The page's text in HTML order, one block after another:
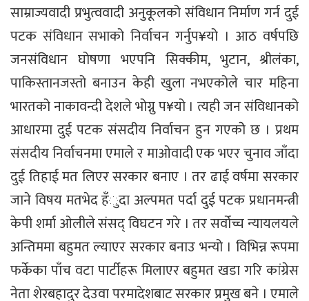
साम्राज्यवादी प्रभुत्ववादी अनुकूलको संविधान निर्माण गर्न दुई
पटक संविधान सभाको निर्वाचन गर्नुप¥यो । आठ वर्षपछि
जनसंविधान घोषणा भएपनि सिक्कीम, भुटान, श्रीलंका,
पाकिस्तानजस्तो बनाउन केही खुला नभएकोले चार महिना
भारतको नाकावन्दी देशले भोग्नु प¥यो । त्यही जन संविधानको
आधारमा दुई पटक संसदीय निर्वाचन हुन गएकोे छ । प्रथम
संसदीय निर्वाचनमा एमाले र माओवादी एक भएर चुनाव जाँदा
दुई तिहाई मत लिएर सरकार बनाए । तर ढाई वर्षमा सरकार
जाने विषय मतभेद हँुदा अल्पमत पर्दा दुई पटक प्रधानमन्त्री
केपी शर्मा ओलीले संसद् विघटन गरे । तर सर्वोच्च न्यायलयले
अन्तिममा बहुमत ल्याएर सरकार बनाउ भन्यो । विभिन्न रूपमा
फर्केका पाँच वटा पार्टीहरू मिलाएर बहुमत खडा गरि कांग्रेस
नेता शेरबहादुर देउवा परमादेशबाट सरकार प्रमुख बने । एमाले